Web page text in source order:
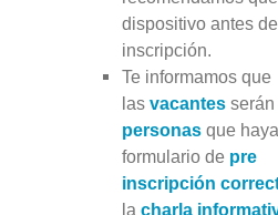
dispositivo antes
inscripción.
Te informamos que
las vacantes serán
personas que
formulario de pre
inscripción
la charla